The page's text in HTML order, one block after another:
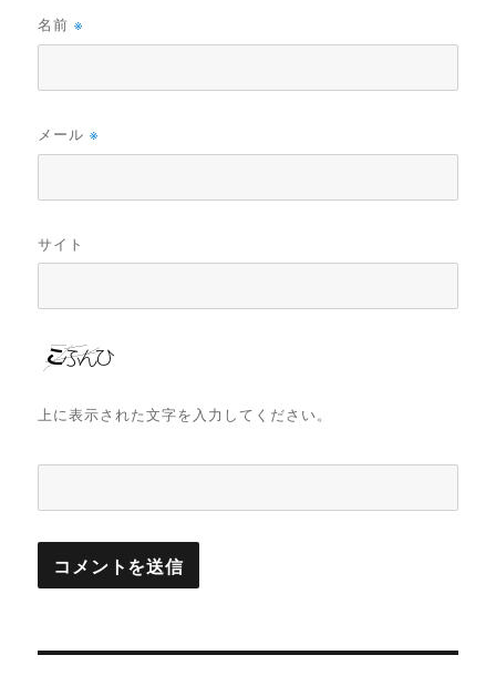
名前※
メール※
サイト
上に表示された文字を入力してください。